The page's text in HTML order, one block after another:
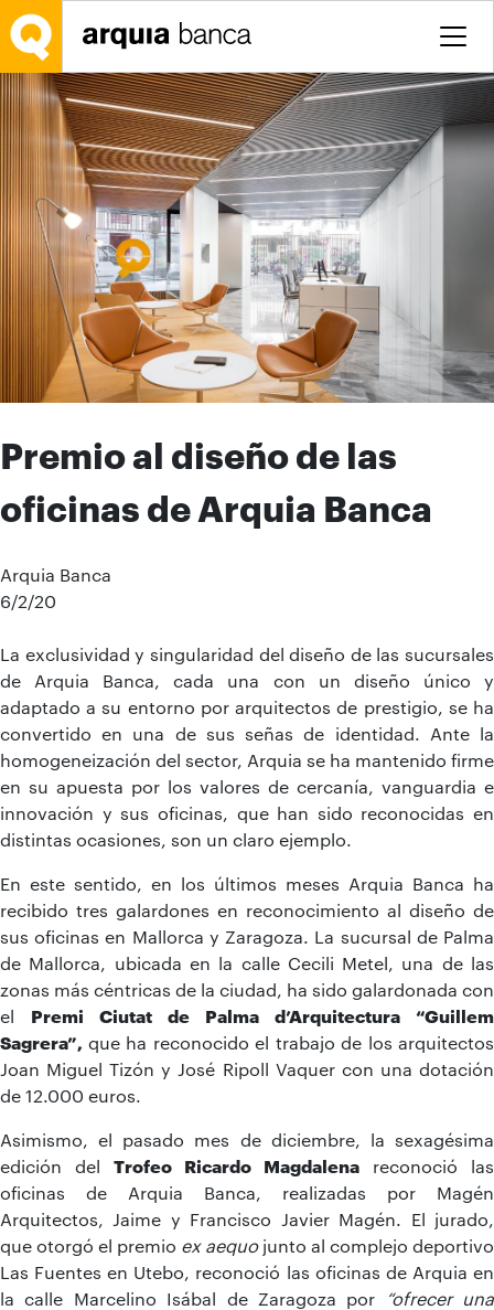
Saltar al contenido principal
Premio al diseño de las
oficinas de Arquia Banca
Arquia Banca
6/2/20
La exclusividad y singularidad del diseño de las sucursales
de Arquia Banca, cada una con un diseño único y
adaptado a su entorno por arquitectos de prestigio, se ha
convertido en una de sus señas de identidad. Ante la
homogeneización del sector, Arquia se ha mantenido firme
en su apuesta por los valores de cercanía, vanguardia e
innovación y sus oficinas, que han sido reconocidas en
distintas ocasiones, son un claro ejemplo.
En este sentido, en los últimos meses Arquia Banca ha
recibido tres galardones en reconocimiento al diseño de
sus oficinas en Mallorca y Zaragoza. La sucursal de Palma
de Mallorca, ubicada en la calle Cecili Metel, una de las
zonas más céntricas de la ciudad, ha sido galardonada con
el Premi Ciutat de Palma d’Arquitectura “Guillem
Sagrera”, que ha reconocido el trabajo de los arquitectos
Joan Miguel Tizón y José Ripoll Vaquer con una dotación
de 12.000 euros.
Asimismo, el pasado mes de diciembre, la sexagésima
edición del Trofeo Ricardo Magdalena reconoció las
oficinas de Arquia Banca, realizadas por Magén
Arquitectos, Jaime y Francisco Javier Magén. El jurado,
que otorgó el premio ex aequojunto al complejo deportivo
Las Fuentes en Utebo, reconoció las oficinas de Arquia en
la calle Marcelino Isábal de Zaragoza por
“ofrecer una